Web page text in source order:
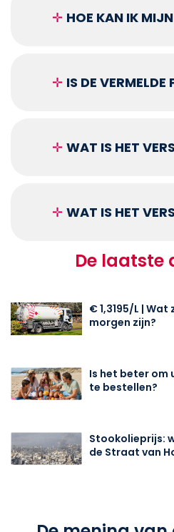
✛ HOE KAN IK MIJN
✛ IS DE
✛ WAT IS HET
✛ WAT IS HET
De laatste
€ 1,3195/L |
morgen zijn?
Is het beter om
te bestellen?
Stookolieprijs:
de Straat van